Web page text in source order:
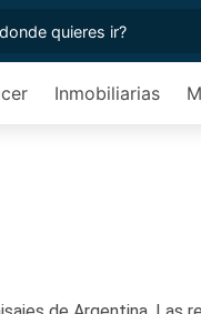
Inmobiliarias